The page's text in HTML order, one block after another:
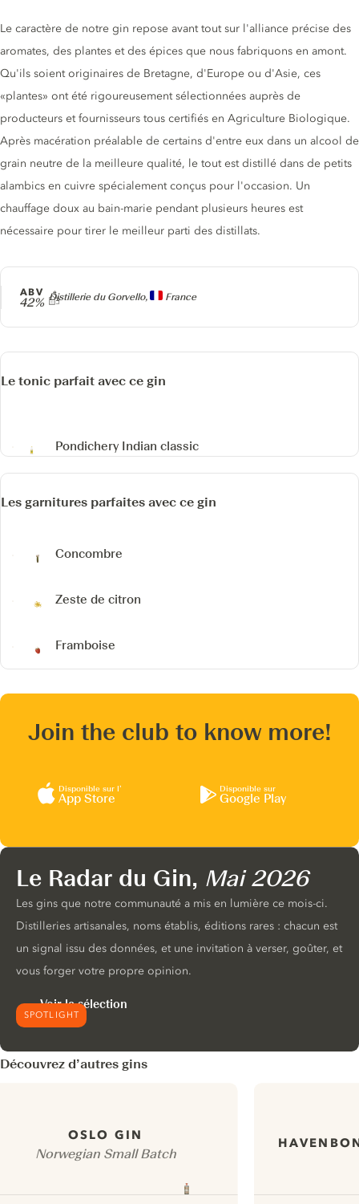
Producteur
Distillerie du Gorvello, France
ABV
42%
Description du gin
Le caractère de notre gin repose avant tout sur l'alliance précise des
aromates, des plantes et des épices que nous fabriquons en amont.
Qu'ils soient originaires de Bretagne, d'Europe ou d'Asie, ces
«plantes» ont été rigoureusement sélectionnées auprès de
producteurs et fournisseurs tous certifiés en Agriculture Biologique.
Après macération préalable de certains d'entre eux dans un alcool de
grain neutre de la meilleure qualité, le tout est distillé dans de petits
alambics en cuivre spécialement conçus pour l'occasion. Un
chauffage doux au bain-marie pendant plusieurs heures est
nécessaire pour tirer le meilleur parti des distillats.
Le tonic parfait avec ce gin
Pondichery Indian classic
Les garnitures parfaites avec ce gin
Concombre
Zeste de citron
Framboise
Join the club to know more!
Disponible sur l’
App Store
Disponible sur
Google Play
SPOTLIGHT
Le Radar du Gin, Mai 2026
Les gins que notre communauté a mis en lumière ce mois-ci.
Distilleries artisanales, noms établis, éditions rares : chacun est
un signal issu des données, et une invitation à verser, goûter, et
vous forger votre propre opinion.
Voir la sélection
Découvrez d’autres gins
OSLO GIN
Norwegian Small Batch